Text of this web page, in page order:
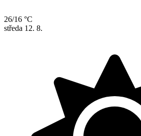
26/16 °C
středa 12. 8.